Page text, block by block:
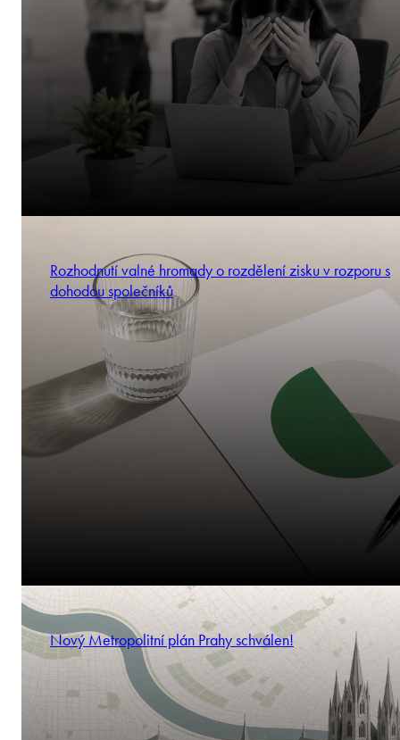
Rozhodnutí valné hromady o rozdělení zisku v rozporu s
dohodou společníků
Nový Metropolitní plán Prahy schválen!